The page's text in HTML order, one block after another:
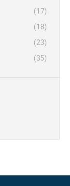
(17)
(18)
(23)
(35)